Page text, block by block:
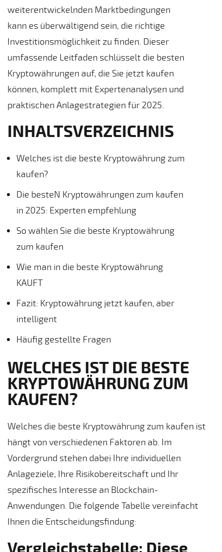
weiterentwickelnden Marktbedingungen
kann es überwältigend sein, die richtige
Investitionsmöglichkeit zu finden. Dieser
umfassende Leitfaden schlüsselt die besten
Kryptowährungen auf, die Sie jetzt kaufen
können, komplett mit Expertenanalysen und
praktischen Anlagestrategien für 2025.
INHALTSVERZEICHNIS
Welches ist die beste Kryptowährung zum
kaufen?
Die besteN Kryptowährungen zum kaufen
in 2025: Experten empfehlung
So wählen Sie die beste Kryptowährung
zum kaufen
Wie man in die beste Kryptowährung
KAUFT
Fazit: Kryptowährung jetzt kaufen, aber
intelligent
Häufig gestellte Fragen
WELCHES IST DIE BESTE
KRYPTOWÄHRUNG ZUM
KAUFEN?
Welches die beste Kryptowährung zum kaufen ist
hängt von verschiedenen Faktoren ab. Im
Vordergrund stehen dabei Ihre individuellen
Anlageziele, Ihre Risikobereitschaft und Ihr
spezifisches Interesse an Blockchain-
Anwendungen. Die folgende Tabelle vereinfacht
Ihnen die Entscheidungsfindung:
Vergleichstabelle: Diese